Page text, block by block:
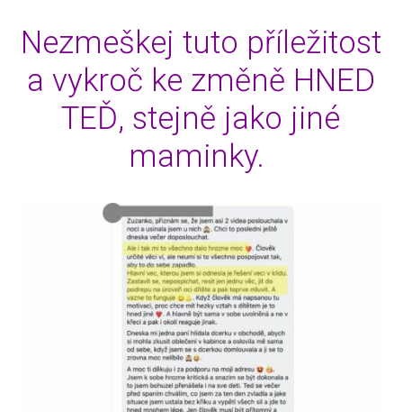
Nezmeškej tuto příležitost
a vykroč ke změně HNED
TEĎ, stejně jako jiné
maminky.